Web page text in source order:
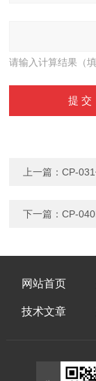
请输入计算结果（
上一篇：CP-
下一篇：CP-
网站首页
技术文章